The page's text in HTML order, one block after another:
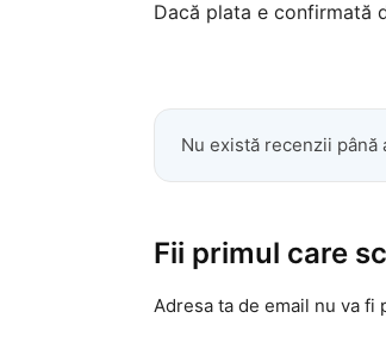
Dacă plata e confirmată
Nu există recenzii până
Fii primul care
Adresa ta de email nu va fi